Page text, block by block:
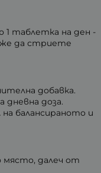
1 таблетка на ден -
да стриете
добавка.
доза.
балансираното и
място, далеч от